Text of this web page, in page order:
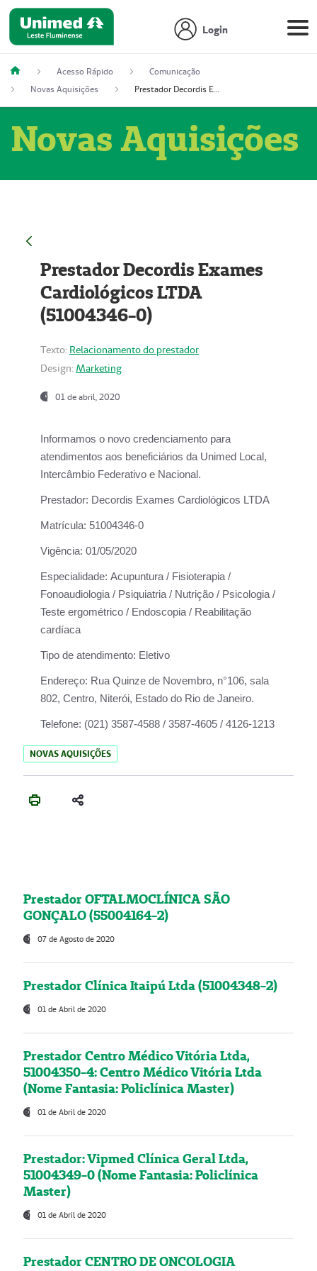
Login
Acesso Rápido
Comunicação
Novas Aquisições
Prestador Decordis Exames Cardiológicos LTDA (51004346-0)
Novas Aquisições
Prestador Decordis Exames
Cardiológicos LTDA
(51004346-0)
Texto: Relacionamento do prestador
Design: Marketing
01 de abril, 2020
Informamos o novo credenciamento para
atendimentos aos beneficiários da Unimed Local,
Intercâmbio Federativo e Nacional.
Prestador: Decordis Exames Cardiológicos LTDA
Matrícula: 51004346-0
Vigência: 01/05/2020
Especialidade: Acupuntura / Fisioterapia /
Fonoaudiologia / Psiquiatria / Nutrição / Psicologia /
Teste ergométrico / Endoscopia / Reabilitação
cardíaca
Tipo de atendimento: Eletivo
Endereço: Rua Quinze de Novembro, n°106, sala
802, Centro, Niterói, Estado do Rio de Janeiro.
Telefone: (021) 3587-4588 / 3587-4605 / 4126-1213
NOVAS AQUISIÇÕES
Prestador OFTALMOCLÍNICA SÃO
GONÇALO (55004164-2)
07 de Agosto de 2020
Prestador Clínica Itaipú Ltda (51004348-2)
01 de Abril de 2020
Prestador Centro Médico Vitória Ltda,
51004350-4: Centro Médico Vitória Ltda
(Nome Fantasia: Policlínica Master)
01 de Abril de 2020
Prestador: Vipmed Clínica Geral Ltda,
51004349-0 (Nome Fantasia: Policlínica
Master)
01 de Abril de 2020
Prestador CENTRO DE ONCOLOGIA